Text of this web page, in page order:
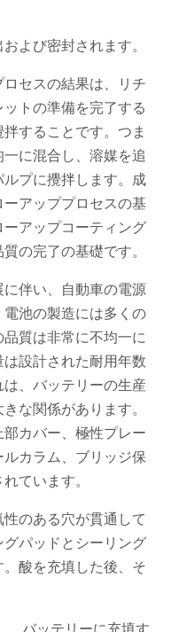
よび密封されます。
セスの結果は、リチ
トの準備を完了する
することです。つま
に混合し、溶媒を追
プに攪拌します。成
アッププロセスの基
アップコーティング
の完了の基礎です。
伴い、自動車の電源
池の製造には多くの
質は非常に不均一に
設計された耐用年数
、バッテリーの生産
な関係があります。
カバー、極性プレー
ルカラム、ブリッジ保
ています。
のある穴が貫通して
パッドとシーリング
酸を充填した後、そ
、バッテリーに充填す